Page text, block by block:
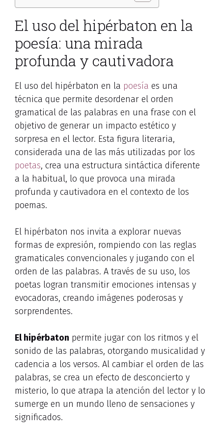
El uso del hipérbaton en la
poesía: una mirada
profunda y cautivadora
El uso del hipérbaton en la poesía es una
técnica que permite desordenar el orden
gramatical de las palabras en una frase con el
objetivo de generar un impacto estético y
sorpresa en el lector. Esta figura literaria,
considerada una de las más utilizadas por los
poetas, crea una estructura sintáctica diferente
a la habitual, lo que provoca una mirada
profunda y cautivadora en el contexto de los
poemas.
El hipérbaton nos invita a explorar nuevas
formas de expresión, rompiendo con las reglas
gramaticales convencionales y jugando con el
orden de las palabras. A través de su uso, los
poetas logran transmitir emociones intensas y
evocadoras, creando imágenes poderosas y
sorprendentes.
El hipérbaton permite jugar con los ritmos y el
sonido de las palabras, otorgando musicalidad y
cadencia a los versos. Al cambiar el orden de las
palabras, se crea un efecto de desconcierto y
misterio, lo que atrapa la atención del lector y lo
sumerge en un mundo lleno de sensaciones y
significados.